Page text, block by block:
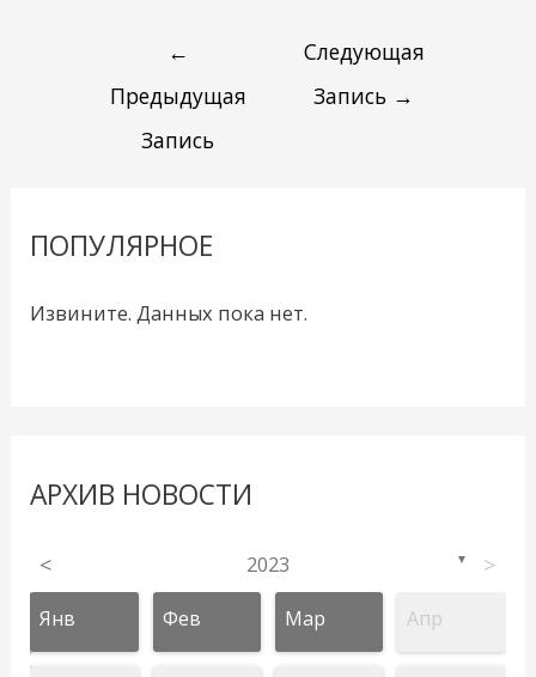
←
Предыдущая
Запись
Следующая
Запись →
ПОПУЛЯРНОЕ
Извините. Данных пока нет.
АРХИВ НОВОСТИ
< 2023 ▼ >
Янв Фев Мар Апр